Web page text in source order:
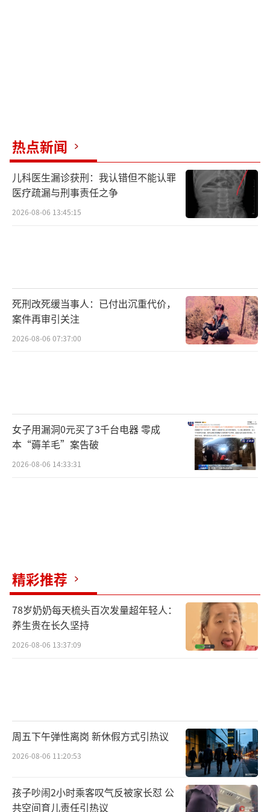
热点新闻
儿科医生漏诊获刑：我认错但不能认罪
医疗疏漏与刑事责任之争
2026-08-06 13:45:15
死刑改死缓当事人：已付出沉重代价，
案件再审引关注
2026-08-06 07:37:00
女子用漏洞0元买了3千台电器 零成
本“薅羊毛”案告破
2026-08-06 14:33:31
精彩推荐
78岁奶奶每天梳头百次发量超年轻人：
养生贵在长久坚持
2026-08-06 13:37:09
周五下午弹性离岗 新休假方式引热议
2026-08-06 11:20:53
孩子吵闹2小时乘客叹气反被家长怼 公
共空间育儿责任引热议